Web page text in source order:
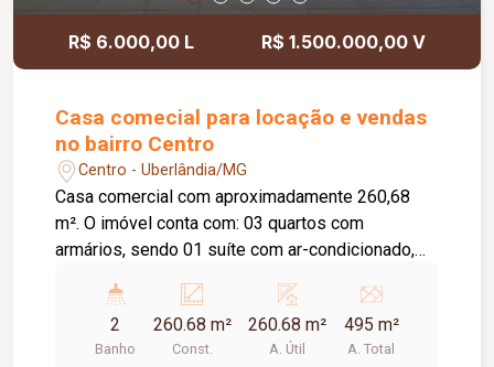
R$ 6.000,00 L R$ 1.500.000,00 V
Casa comecial para locação e vendas
no bairro Centro
Centro - Uberlândia/MG
Casa comercial com aproximadamente 260,68
m². O imóvel conta com: 03 quartos com
armários, sendo 01 suíte com ar-condicionado,
Recepção com balcão em alvenaria e granito,
armários e mesa fixa; Sala ampla com jardim de
inverno; 02 banheiros adaptados para
2
Banho
260.68 m²
Const.
260.68 m²
A. Útil
495 m²
A. Total